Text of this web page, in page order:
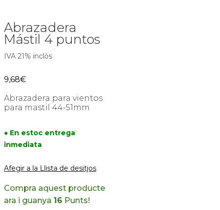
Abrazadera
Mástil 4 puntos
IVA 21% inclòs
9,68€
Abrazadera para vientos
para mastil 44-51mm
● En estoc entrega
inmediata
Afegir a la Llista de desitjos
Compra aquest producte
ara i guanya 16 Punts!